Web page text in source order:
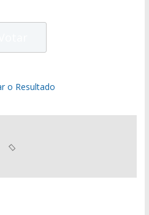
o Resultado